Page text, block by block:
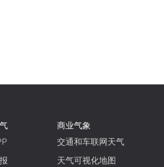
商业气象
交通和车联网天气
天气可视化地图